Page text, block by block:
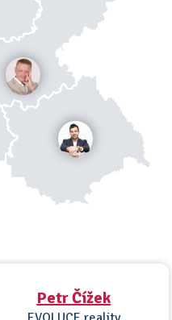
Petr Čížek